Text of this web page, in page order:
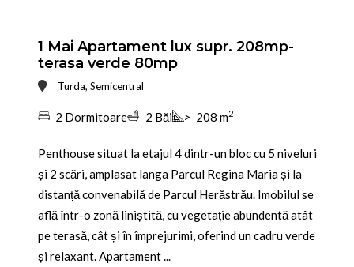
1 Mai Apartament lux supr. 208mp-
terasa verde 80mp
Turda, Semicentral
2 Dormitoare 2 Băi > 208 m2
Penthouse situat la etajul 4 dintr-un bloc cu 5 niveluri
și 2 scări, amplasat langa Parcul Regina Maria și la
distanță convenabilă de Parcul Herăstrău. Imobilul se
află într-o zonă liniștită, cu vegetație abundentă atât
pe terasă, cât și în împrejurimi, oferind un cadru verde
și relaxant. Apartament ...